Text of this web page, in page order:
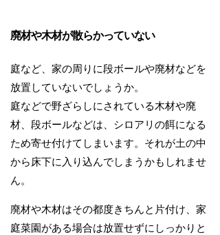
廃材や木材が散らかっていない
庭など、家の周りに段ボールや廃材などを
放置していないでしょうか。
庭などで野ざらしにされている木材や廃
材、段ボールなどは、シロアリの餌になる
ため寄せ付けてしまいます。それが土の中
から床下に入り込んでしまうかもしれませ
ん。
廃材や木材はその都度きちんと片付け、家
庭菜園がある場合は放置せずにしっかりと